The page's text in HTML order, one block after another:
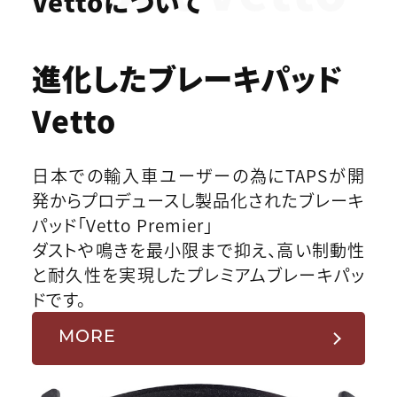
進化したブレーキパッド
Vetto
日本での輸入車ユーザーの為にTAPSが開
発からプロデュースし製品化されたブレーキ
パッド「Vetto Premier」
ダストや鳴きを最小限まで抑え、高い制動性
と耐久性を実現したプレミアムブレーキパッ
ドです。
MORE